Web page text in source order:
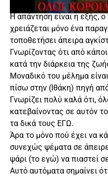
Η απάντηση είναι η εξής,
χρειάζεται μόνο ένα
τοποθετήσει άπειρα
Γνωρίζοντας ότι από
κατά την διάρκεια της
Μοναδικό του μέλημα
πίσω στην (Ιθάκη) πηγή
Γνωρίζει πολύ καλά ότι,
κατεβαίνοντας σε αυτόν
τα δικά τους ΕΓΩ.
Άρα το μόνο πού έχει να
συνεχώς ψέματα σε
ψάρι (το εγώ) να πιαστεί
Αυτό αυτόματα σημαίνει